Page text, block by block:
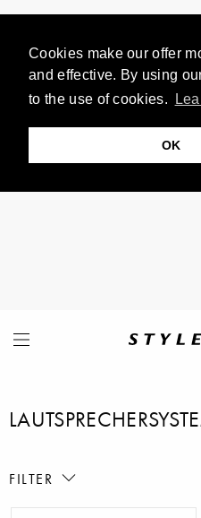
Cookies make our offer
and effective. By using
to the use of cookies.
OK
FILTER